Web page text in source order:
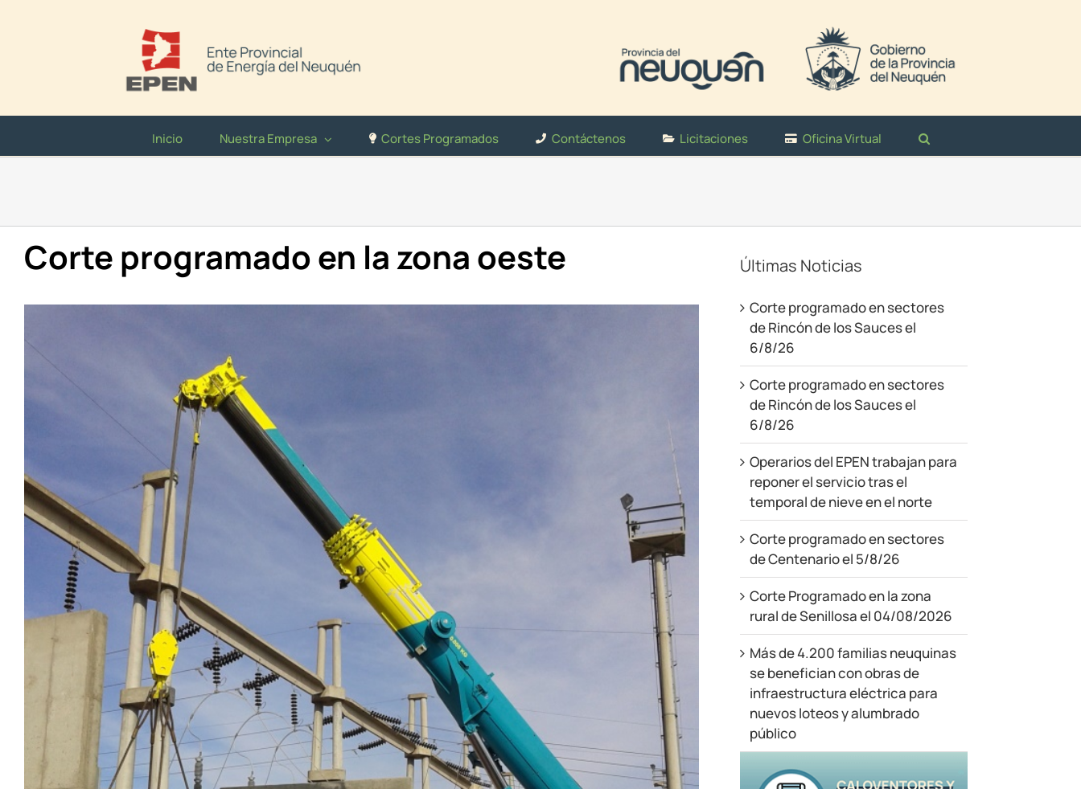
Inicio Nuestra Empresa Cortes Programados Contáctenos Licitaciones Oficina Virtual
Corte programado en la zona oeste Últimas Noticias
Corte programado en sectores
de Rincón de los Sauces el
6/8/26
Corte programado en sectores
de Rincón de los Sauces el
6/8/26
Operarios del EPEN trabajan para
reponer el servicio tras el
temporal de nieve en el norte
Corte programado en sectores
de Centenario el 5/8/26
Corte Programado en la zona
rural de Senillosa el 04/08/2026
Más de 4.200 familias neuquinas
se benefician con obras de
infraestructura eléctrica para
nuevos loteos y alumbrado
público